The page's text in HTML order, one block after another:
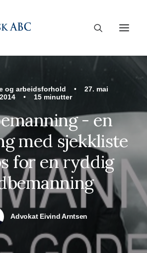
og arbeidsforhold •
27. mai
2014
• 15 minutter
- en
med sjekkliste
for en ryddig
Advokat Eivind Arntsen